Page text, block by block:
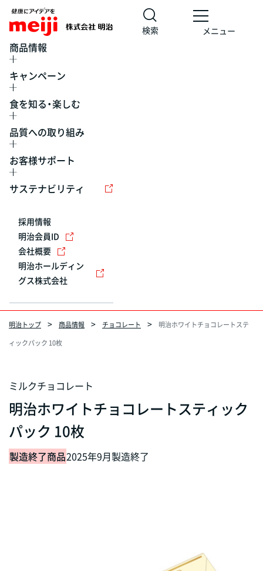
検索 メニュー
商品情報
キャンペーン
食を知る・楽しむ
品質への取り組み
お客様サポート
サステナビリティ
採用情報
明治会員ID
会社概要
明治ホールディン
グス株式会社
明治トップ 商品情報 チョコレート
明治ホワイトチョコレートステ
ィックパック 10枚
ミルクチョコレート
明治ホワイトチョコレートスティック
パック 10枚
製造終了商品2025年9月製造終了